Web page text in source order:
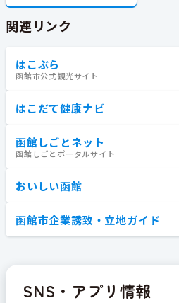
関連リンク
はこぶら
函館市公式観光サイト
はこだて健康ナビ
函館しごとネット
函館しごとポータルサイト
おいしい函館
函館市企業誘致・立地ガイド
SNS・アプリ情報